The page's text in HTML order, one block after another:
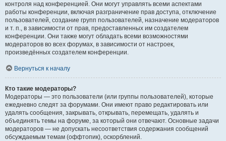
контроля над конференцией. Они могут управлять всеми аспектами
работы конференции, включая разграничение прав доступа, отключение
пользователей, создание групп пользователей, назначение модераторов
и т. п., в зависимости от прав, предоставленных им создателем
конференции. Они также могут обладать всеми возможностями
модераторов во всех форумах, в зависимости от настроек,
произведённых создателем конференции.
Вернуться к началу
Кто такие модераторы?
Модераторы — это пользователи (или группы пользователей), которые
ежедневно следят за форумами. Они имеют право редактировать или
удалять сообщения, закрывать, открывать, перемещать, удалять и
объединять темы на форуме, за который они отвечают. Основные задачи
модераторов — не допускать несоответствия содержания сообщений
обсуждаемым темам (оффтопик), оскорблений.